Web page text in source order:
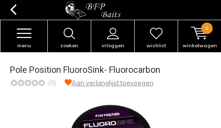
zoeken inloggen
menu wishlist winkelwagen
0
Pole Position FluoroSink- Fluorocarbon
(0) Aan verlanglijst toevoegen